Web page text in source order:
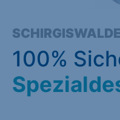
100%